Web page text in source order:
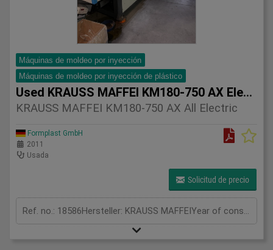
Máquinas de moldeo por inyección
Máquinas de moldeo por inyección de plástico
Used KRAUSS MAFFEI KM180-750 AX Electric machines
KRAUSS MAFFEI KM180-750 AX All Electric
Formplast GmbH
2011
Usada
Solicitud de precio
Ref. no.: 18586Hersteller: KRAUSS MAFFEIYear of construction: 2011Clamping unitClamping force: 180 tonOpening stroke: 1050 mmDistance between tie bars: 560 × 510 mmMould height min.: 200 mmMould height max.: 600 mmPlaten size (h x v): 790 × 740 mmInjection unitScrew diameter: 50 mmInjection volume: 393 cm³Shot weight: 357 gInjection pressure: 1892 barMeasurements and weightDimensions: 6,07 x 1,92 x 2,01 mMachine weight: 6500 kgFurther information:👉Fully electric machine offering maximum precision, lowest energy consumption and highest process stabilityhis machine belongs to the proven AX series from KraussMaffei, known for its robust design, high performance, and reliability in industrial production.With a clamping force of 180 tons, the machine is ideally suited for a wide range of technical plastic applications, including automotive, packaging, and general industrial parts.Key features:* Solid and durable construction for long-term operation* High injection performance and process stability* Reliable KraussMaffei MC5 control system* Suitable for continuous industrial use* Good availability of spare partsThe machine is equipped with a KraussMaffei linear robot (LRX-S100), which allows efficient and automated part handling, increasing productivity and reducing cycle times.Thanks to its well-balanced performance and flexibility, this machine represents a very attractive solution for both technical parts and series production.The machine was manufactured in 2011 and appears to be in good working condition, as shown in the pictures.